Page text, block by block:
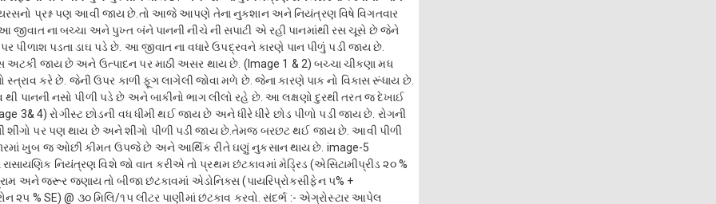
પ્રશ્ન પણ આવી જાય છે.તો આજે આપણે તેના નુકશાન અને નિયંત્રણ વિષે વિગતવાર
આ જીવાત ના બચ્ચા અને પુખ્ત બંને પાનની નીચે ની સપાટી એ રહી પાનમાંથી રસ ચૂસે છે જેને
પીળાશ પડતા ડાઘ પડે છે. આ જીવાત ના વધારે ઉપદ્રવને કારણે પાન પીળું પડી જાય છે.
અટકી જાય છે અને ઉત્પાદન પર માઠી અસર થાય છે. (Image 1 & 2) બચ્ચા ચીકણા મધ
સ્ત્રાવ કરે છે. જેની ઉપર કાળી ફૂગ લાગેલી જોવા મળે છે. જેના કારણે પાક નો વિકાસ રૂંધાય છે.
થી પાનની નસો પીળી પડે છે અને બાકીનો ભાગ લીલો રહે છે. આ લક્ષણો દુરથી તરત જ દેખાઈ
3& 4) રોગીસ્ટ છોડની વધ ધીમી થઈ જાય છે અને ધીરે ધીરે છોડ પીળો પડી જાય છે. રોગની
શીંગો પર પણ થાય છે અને શીંગો પીળી પડી જાય છે.તેમજ બરછટ થઈ જાય છે. આવી પીળી
ખુબ જ ઓછી કીમત ઉપજે છે અને આર્થિક રીતે ઘણું નુકસાન થાય છે. image-5
નિયંત્રણ વિશે જો વાત કરીએ તો પ્રથમ છંટકાવમાં મેડ્રિડ (એસિટામીપ્રીડ ૨૦ %
અને જરૂર જણાય તો બીજા છંટકાવમાં એડોનિક્સ (પાયરિપ્રોકસીફેન ૫% +
૨૫ % SE) @ ૩૦ મિલિ/૧૫ લીટર પાણીમાં છંટકાવ કરવો. સંદર્ભ :- એગ્રોસ્ટાર આપેલ